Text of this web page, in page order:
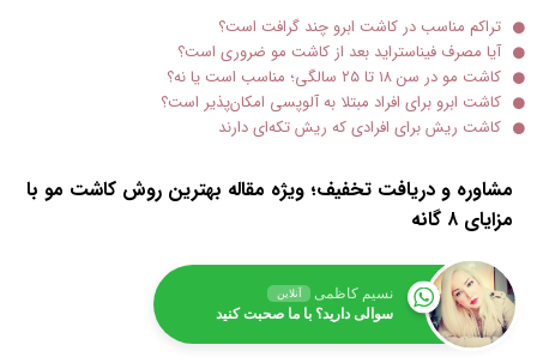
تراکم مناسب در کاشت ابرو چند گرافت است؟
آیا مصرف فیناستراید بعد از کاشت مو ضروری است؟
کاشت مو در سن ۱۸ تا ۲۵ سالگی؛ مناسب است یا نه؟
کاشت ابرو برای افراد مبتلا به آلوپسی امکان‌پذیر است؟
کاشت ریش برای افرادی که ریش تکه‌ای دارند
مشاوره و دریافت تخفیف؛ ویژه مقاله بهترین روش کاشت مو با
مزایای ۸ گانه
نسیم کاظمی آنلاین
سوالی دارید؟ با ما صحبت کنید